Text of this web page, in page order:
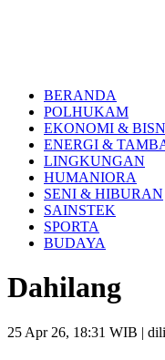
BERANDA
POLHUKAM
EKONOMI &
ENERGI &
LINGKUNGAN
HUMANIORA
SENI & HIBURAN
SAINSTEK
SPORTA
BUDAYA
Dahilang
25 Apr 26, 18:31 WIB |